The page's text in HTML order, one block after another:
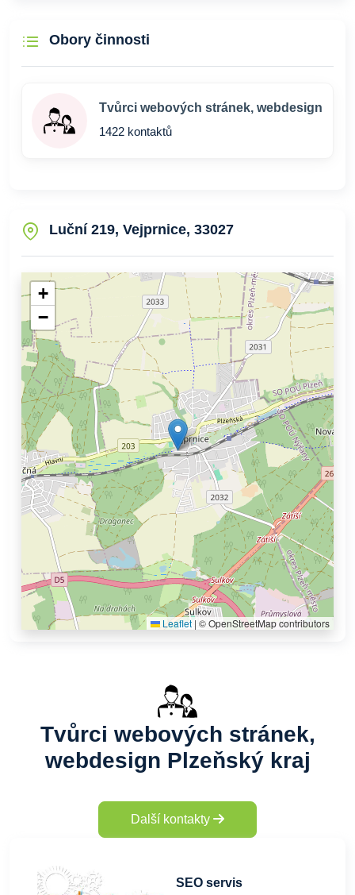
Obory činnosti
Tvůrci webových stránek, webdesign
1422 kontaktů
Luční 219, Vejprnice, 33027
+
−
Leaflet| © OpenStreetMap contributors
Tvůrci webových stránek,
webdesign Plzeňský kraj
Další kontakty
SEO servis